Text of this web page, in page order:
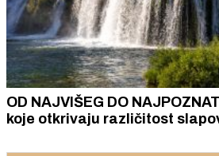
OD NAJVIŠEG DO
koje otkrivaju različitost